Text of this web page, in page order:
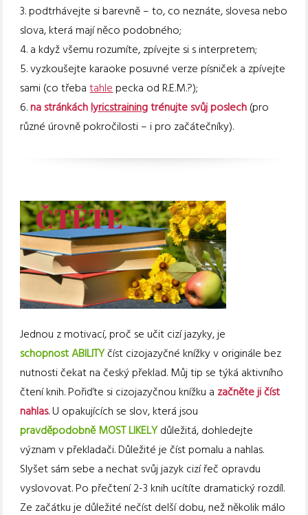
3. podtrhávejte si barevně – to, co neznáte, slovesa nebo
slova, která mají něco podobného;
4. a když všemu rozumíte, zpívejte si s interpretem;
5. vyzkoušejte karaoke posuvné verze písniček a zpívejte
sami (co třeba tahle pecka od R.E.M.?);
6.na stránkáchlyricstrainingtrénujte svůj poslech (pro
různé úrovně pokročilosti – i pro začátečníky).
Jednou z motivací, proč se učit cizí jazyky, je
schopnost ABILITYčíst cizojazyčné knížky v originále bez
nutnosti čekat na český překlad. Můj tip se týká aktivního
čtení knih. Pořiďte si cizojazyčnou knížku a začněte ji číst
nahlas. U opakujících se slov, která jsou
pravděpodobně MOST LIKELYdůležitá, dohledejte
význam v překladači. Důležité je číst pomalu a nahlas.
Slyšet sám sebe a nechat svůj jazyk cizí řeč opravdu
vyslovovat. Po přečtení 2-3 knih ucítíte dramatický rozdíl.
Ze začátku je důležité nečíst delší dobu, než několik málo